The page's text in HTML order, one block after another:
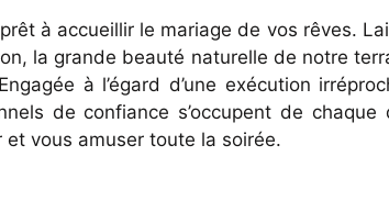
à accueillir le mariage de vos rêves.
la grande beauté naturelle de notre
à l’égard d’une exécution
de confiance s’occupent de
vous amuser toute la soirée.